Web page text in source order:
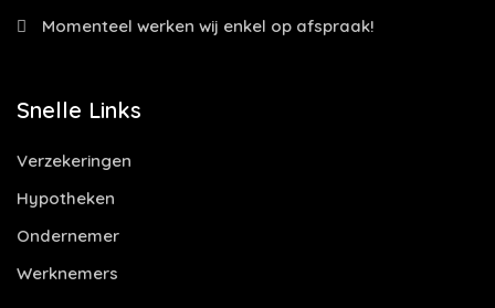
Momenteel werken wij enkel op afspraak!
Snelle Links
Verzekeringen
Hypotheken
Ondernemer
Werknemers